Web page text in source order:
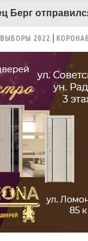
ВЫБОРЫ 2022